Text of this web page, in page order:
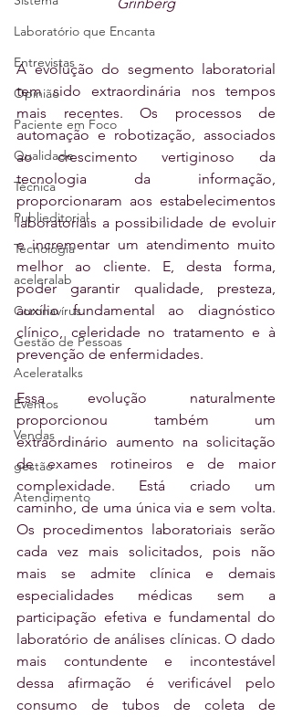
Laboratório que Encanta
Entrevistas
Opinião
Paciente em Foco
Qualidade
Técnica
Publieditorial
Tecnologia
aceleralab
Coronavírus
Gestão de Pessoas
Aceleratalks
Eventos
Vendas
gestão
Atendimento
A evolução do segmento laboratorial
tem sido extraordinária nos tempos
mais recentes. Os processos de
automação e robotização, associados
ao crescimento vertiginoso da
tecnologia da informação,
proporcionaram aos estabelecimentos
laboratoriais a possibilidade de evoluir
e incrementar um atendimento muito
melhor ao cliente. E, desta forma,
poder garantir qualidade, presteza,
auxílio fundamental ao diagnóstico
clínico, celeridade no tratamento e à
prevenção de enfermidades.
Essa evolução naturalmente
proporcionou também um
extraordinário aumento na solicitação
de exames rotineiros e de maior
complexidade. Está criado um
caminho, de uma única via e sem volta.
Os procedimentos laboratoriais serão
cada vez mais solicitados, pois não
mais se admite clínica e demais
especialidades médicas sem a
participação efetiva e fundamental do
laboratório de análises clínicas. O dado
mais contundente e incontestável
dessa afirmação é verificável pelo
consumo de tubos de coleta de